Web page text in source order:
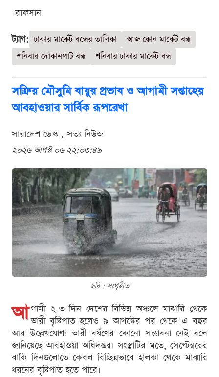
-রাফসান
ট্যাগ: ঢাকার মার্কেট বন্ধের তালিকা
আজ কোন মার্কেট বন্ধ
শনিবার দোকানপাট বন্ধ
শনিবার ঢাকার মার্কেট বন্ধ
সক্রিয় মৌসুমি বায়ুর প্রভাব ও আগামী সপ্তাহের
আবহাওয়ার সার্বিক রূপরেখা
সারাদেশ ডেস্ক . সত্য নিউজ
২০২৬ আগস্ট ০৬ ২২:০৩:৪৯
ছবি : সংগৃহীত
আ গামী ২-৩ দিন দেশের বিভিন্ন অঞ্চলে মাঝারি থেকে
ভারী বৃষ্টিপাত হলেও ৯ আগস্টের পর থেকে এ বছর
আর উল্লেখযোগ্য ভারী বর্ষণের কোনো সম্ভাবনা নেই বলে
জানিয়েছে আবহাওয়া অধিদপ্তর। সংস্থাটির মতে, সেপ্টেম্বরের
বাকি দিনগুলোতে কেবল বিচ্ছিন্নভাবে হালকা থেকে মাঝারি
ধরনের বৃষ্টিপাত হতে পারে।